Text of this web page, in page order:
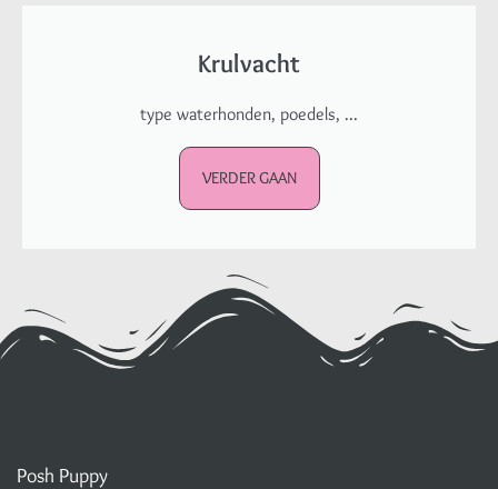
Krulvacht
type waterhonden, poedels, ...
VERDER GAAN
Posh Puppy